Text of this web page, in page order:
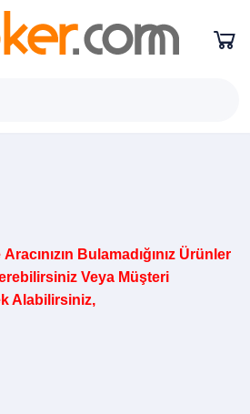
Aracınızın Bulamadığınız Ürünler
Veya Müşteri
Alabilirsiniz,